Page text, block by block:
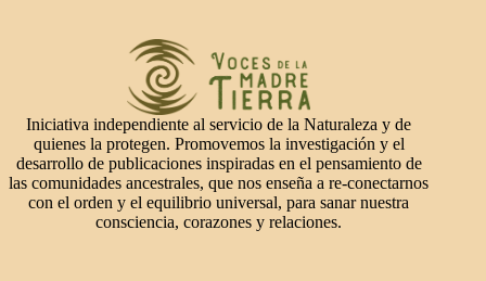
Iniciativa independiente al servicio de la Naturaleza y de
quienes la protegen. Promovemos la investigación y el
desarrollo de publicaciones inspiradas en el pensamiento de
las comunidades ancestrales, que nos enseña a re-conectarnos
con el orden y el equilibrio universal, para sanar nuestra
consciencia, corazones y relaciones.